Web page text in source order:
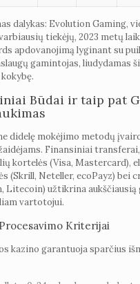
dalykas: Evolution Gaming,
tiekėjų, 2023 metų
apdovanojimą lyginant su
gamintojas, liudydamas
Būdai ir taip pat
didelę mokėjimo metodų
Finansiniai
kortelės (Visa, Mastercard),
(Skrill, Neteller, ecoPayz) bei
Litecoin) užtikrina aukščiausią
vartotojui.
Kriterijai
kazino garantuoja sparčius